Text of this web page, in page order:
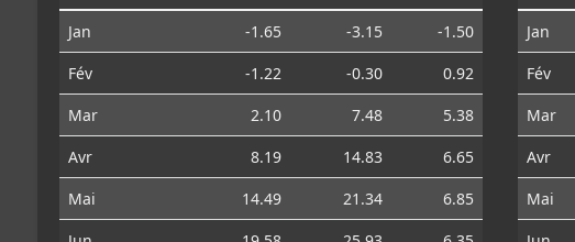
Jan -1.65 -3.15
-1.50
Fév
-1.22 -0.30
0.92
Mar
2.10 7.48
5.38
Avr
8.19 14.83
6.65
Mai
14.49 21.34
6.85
Jan
Fév
Mar
Avr
Mai